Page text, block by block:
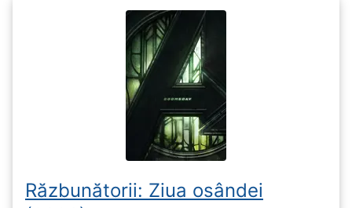
Răzbunătorii: Ziua osândei